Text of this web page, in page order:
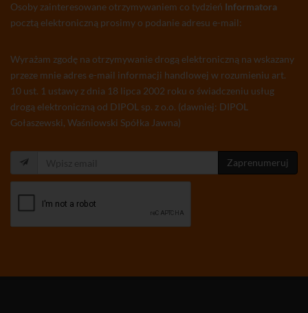
Osoby zainteresowane otrzymywaniem co tydzień Informatora
pocztą elektroniczną prosimy o podanie adresu e-mail:
Wyrażam zgodę na otrzymywanie drogą elektroniczną na wskazany
przeze mnie adres e-mail informacji handlowej w rozumieniu art.
10 ust. 1 ustawy z dnia 18 lipca 2002 roku o świadczeniu usług
drogą elektroniczną od DIPOL sp. z o.o. (dawniej: DIPOL
Gołaszewski, Waśniowski Spółka Jawna)
Zaprenumeruj